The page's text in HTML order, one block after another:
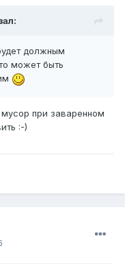
должным
может быть
при заваренном
:-)